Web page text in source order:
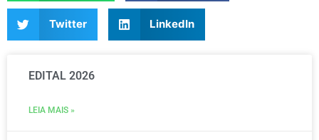
Twitter LinkedIn
EDITAL 2026
LEIA MAIS »